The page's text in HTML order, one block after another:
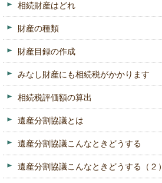
相続財産はどれ
財産の種類
財産目録の作成
みなし財産にも相続税がかかります
相続税評価額の算出
遺産分割協議とは
遺産分割協議こんなときどうする
遺産分割協議こんなときどうする（２）